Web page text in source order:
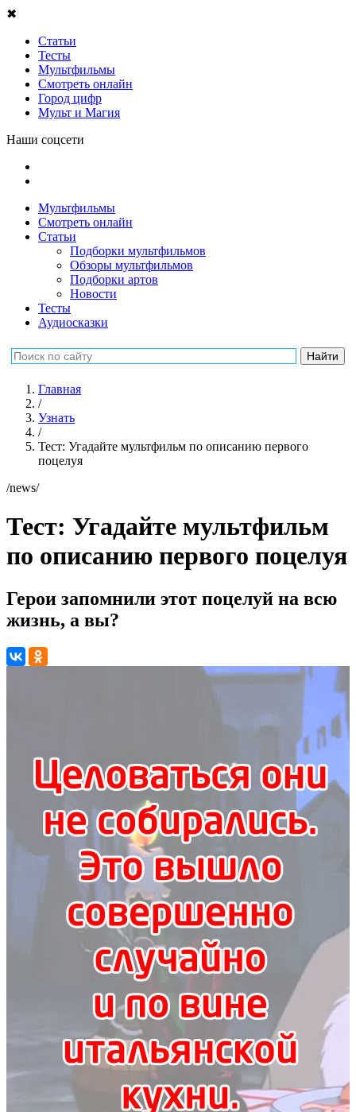
✖
Статьи
Тесты
Мультфильмы
Смотреть онлайн
Город цифр
Мульт и Магия
Наши соцсети
Мультфильмы
Смотреть онлайн
Статьи
Подборки мультфильмов
Обзоры мультфильмов
Подборки артов
Новости
Тесты
Аудиосказки
Главная
/
Узнать
/
Тест: Угадайте мультфильм по описанию первого
поцелуя
/news/
Тест: Угадайте мультфильм
по описанию первого поцелуя
Герои запомнили этот поцелуй на всю
жизнь, а вы?